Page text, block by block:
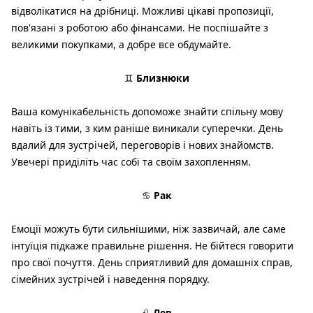
відволікатися на дрібниці. Можливі цікаві пропозиції,
пов'язані з роботою або фінансами. Не поспішайте з
великими покупками, а добре все обдумайте.
♊ Близнюки
Ваша комунікабельність допоможе знайти спільну мову
навіть із тими, з ким раніше виникали суперечки. День
вдалий для зустрічей, переговорів і нових знайомств.
Увечері приділіть час собі та своїм захопленням.
♋ Рак
Емоції можуть бути сильнішими, ніж зазвичай, але саме
інтуїція підкаже правильне рішення. Не бійтеся говорити
про свої почуття. День сприятливий для домашніх справ,
сімейних зустрічей і наведення порядку.